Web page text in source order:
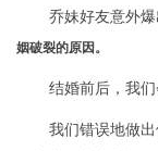
乔妹好友意外
姻破裂的原因。
结婚前后，我们
我们错误地做